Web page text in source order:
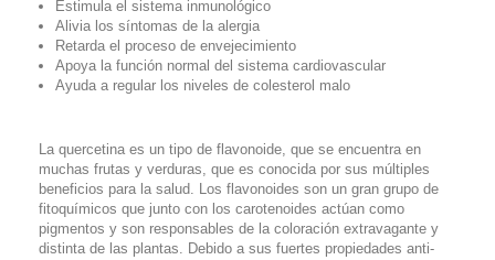
Estimula el sistema inmunológico
Alivia los síntomas de la alergia
Retarda el proceso de envejecimiento
Apoya la función normal del sistema cardiovascular
Ayuda a regular los niveles de colesterol malo
La quercetina es un tipo de flavonoide, que se encuentra en
muchas frutas y verduras, que es conocida por sus múltiples
beneficios para la salud. Los flavonoides son un gran grupo de
fitoquímicos que junto con los carotenoides actúan como
pigmentos y son responsables de la coloración extravagante y
distinta de las plantas. Debido a sus fuertes propiedades anti-